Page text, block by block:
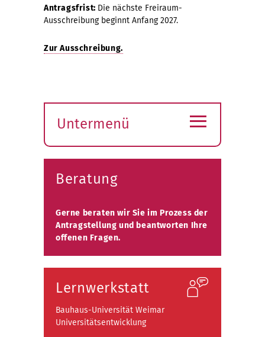
Antragsfrist: Die nächste Freiraum-
Ausschreibung beginnt Anfang 2027.
Zur Ausschreibung.
Untermenü
öffnen
≡
Beratung
Gerne beraten wir Sie im Prozess der
Antragstellung und beantworten Ihre
offenen Fragen.
Lernwerkstatt
Bauhaus-Universität Weimar
Universitätsentwicklung